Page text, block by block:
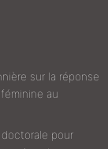
sur la réponse
au
doctorale pour